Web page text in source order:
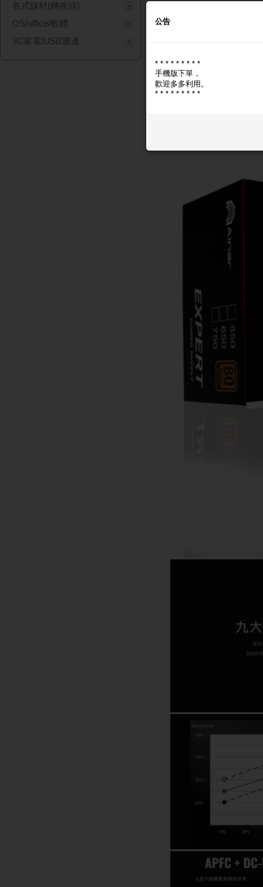
各式線材(轉接頭)
OS/office/軟體
3C家電/USB週邊
公告
* * * * * * * * *
手機版下單，
歡迎多多利用。
* * * * * * * * *